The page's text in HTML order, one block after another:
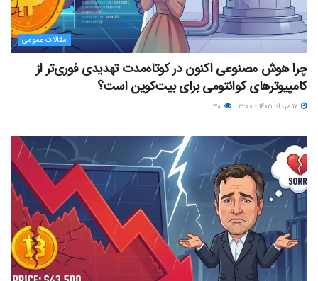
مقالات عمومی
چرا هوش مصنوعی اکنون در کوتاه‌مدت تهدیدی فوری‌تر از
کامپیوترهای کوانتومی برای بیت‌کوین است؟